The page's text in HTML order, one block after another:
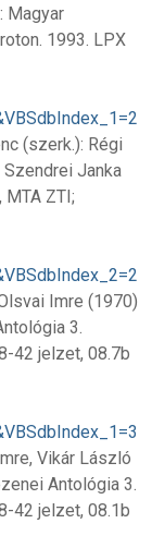
Magyar
1993. LPX
(szerk.): Régi
Janka
MTA ZTI;
Imre (1970)
3.
42 jelzet, 08.7b
Vikár László
Antológia 3.
42 jelzet, 08.1b